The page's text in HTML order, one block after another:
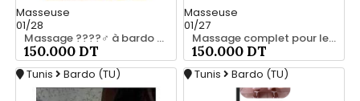
Masseuse
01/28
Massage ????‍♂️ à bardo srd 20466285
150.000 DT
Masseuse
01/27
Massage complet pour les hommes srd à bardo 55066248
150.000 DT
Tunis Bardo (TU) Tunis Bardo (TU)